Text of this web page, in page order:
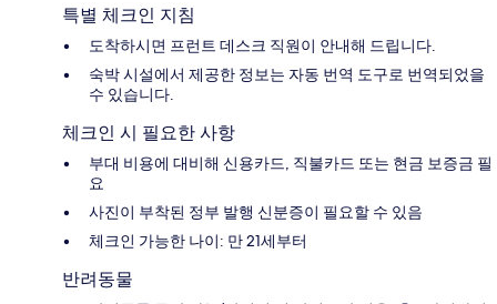
특별 체크인 지침
도착하시면 프런트 데스크 직원이 안내해 드립니다.
숙박 시설에서 제공한 정보는 자동 번역 도구로 번역되었을
수 있습니다.
체크인 시 필요한 사항
부대 비용에 대비해 신용카드, 직불카드 또는 현금 보증금 필
요
사진이 부착된 정부 발행 신분증이 필요할 수 있음
체크인 가능한 나이: 만 21세부터
반려동물